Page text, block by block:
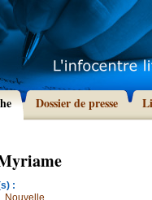
Dossier de presse
:
, Nouvelle